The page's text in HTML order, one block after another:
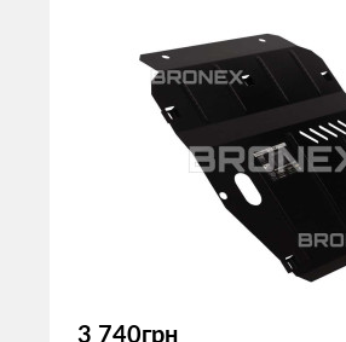
3 740грн